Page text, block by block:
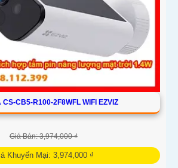
CS-CB5-R100-2F8WFL WIFI EZVIZ
Giá Bán: 3,974,000 ₫
Khuyến Mại: 3,974,000 ₫